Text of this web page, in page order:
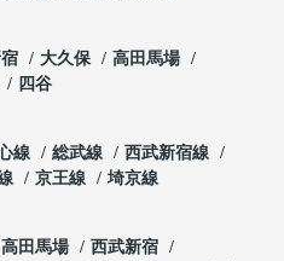
大久保
高田馬場
四谷
線 総武線
西武新宿線
京王線 埼京線
高田馬場
西武新宿